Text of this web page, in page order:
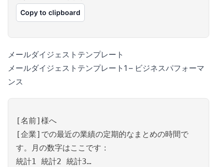
Copy to clipboard
メールダイジェストテンプレート
メールダイジェストテンプレート1 – ビジネスパフォーマ
ンス
[名前]様へ
[企業]での最近の業績の定期的なまとめの時間で
す。月の数字はここです：
統計1 統計2 統計3…